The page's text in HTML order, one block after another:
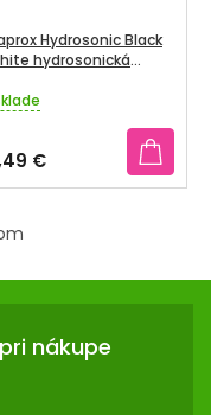
Hydrosonic Black
hydrosonická
€
nákupe